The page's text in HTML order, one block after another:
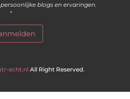
blogs en ervaringen.
“
echt.nl All Right Reserved.